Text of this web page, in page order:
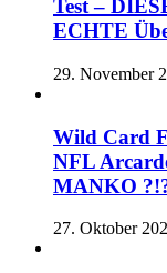
Test –
ECHTE
29. November
Wild Card
NFL
MANKO
27. Oktober